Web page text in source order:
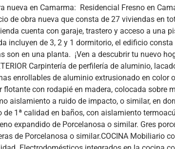
nueva en Camarma: Residencial Fresno en
de obra nueva que consta de 27 viviendas en
cuenta con garaje, trastero y acceso a una
incluyen de 3, 2 y 1 dormitorio, el edificio
son en una planta. ¡Ven a descubrir tu nuevo
Carpintería de perfilería de aluminio,
enrollables de aluminio extrusionado en color o
flotante con rodapié en madera, colocada sobre
aislamiento a ruido de impacto, o similar, en
1ª calidad en baños, con aislamiento
expandido de Porcelanosa o similar. Gres
de Porcelanosa o similar.COCINA Mobiliario